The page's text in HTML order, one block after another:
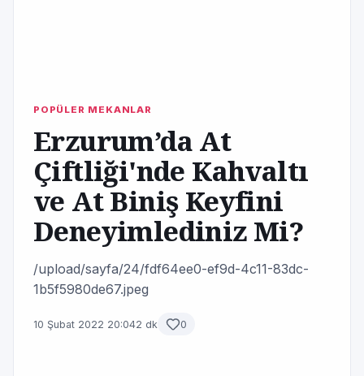
POPÜLER MEKANLAR
Erzurum’da At
Çiftliği'nde Kahvaltı
ve At Biniş Keyfini
Deneyimlediniz Mi?
/upload/sayfa/24/fdf64ee0-ef9d-4c11-83dc-
1b5f5980de67.jpeg
10 Şubat 2022 20:042 dk 0